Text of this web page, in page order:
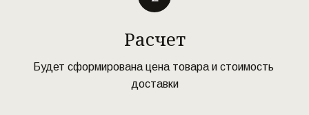
Расчет
Будет сформирована цена товара и стоимость
доставки